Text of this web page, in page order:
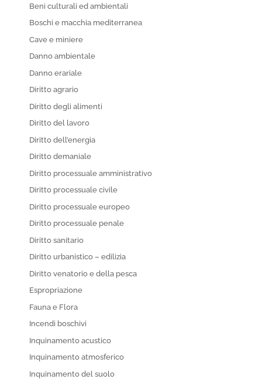
Beni culturali ed ambientali
Boschi e macchia mediterranea
Cave e miniere
Danno ambientale
Danno erariale
Diritto agrario
Diritto degli alimenti
Diritto del lavoro
Diritto dell’energia
Diritto demaniale
Diritto processuale amministrativo
Diritto processuale civile
Diritto processuale europeo
Diritto processuale penale
Diritto sanitario
Diritto urbanistico – edilizia
Diritto venatorio e della pesca
Espropriazione
Fauna e Flora
Incendi boschivi
Inquinamento acustico
Inquinamento atmosferico
Inquinamento del suolo